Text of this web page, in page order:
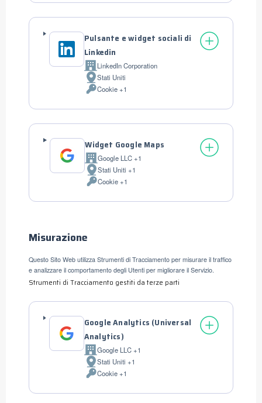
Pulsante e widget sociali di
Linkedin
Azienda:LinkedIn Corporation
Luogo
del
Stati Uniti
DatiCookie +1
Widget Google Maps
Azienda:Google LLC +1
Luogo
del
Stati Uniti +1
DatiCookie +1
Misurazione
Questo Sito Web utilizza Strumenti di Tracciamento per misurare il traffico
e analizzare il comportamento degli Utenti per migliorare il Servizio.
Strumenti di Tracciamento gestiti da terze parti
Google Analytics (Universal
Analytics)
Azienda:Google LLC +1
Luogo
del
Stati Uniti +1
Dati Cookie +1